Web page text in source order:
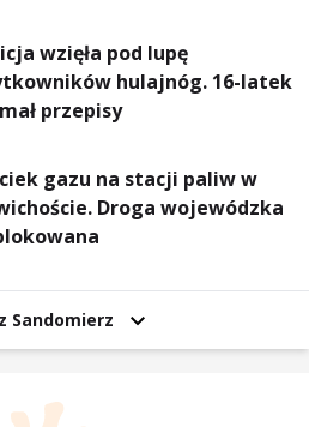
wzięła pod lupę
hulajnóg. 16-latek
przepisy
gazu na stacji paliw w
Droga wojewódzka
Sandomierz